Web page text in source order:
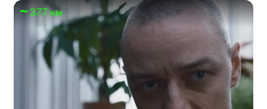
377 км